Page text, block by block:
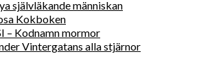
självläkande människan
Kokboken
– Kodnamn mormor
Vintergatans alla stjärnor